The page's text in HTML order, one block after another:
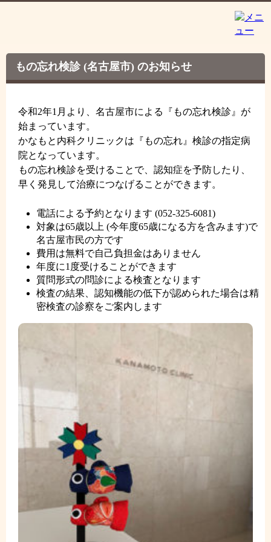
もの忘れ検診 (名古屋市) のお知らせ
令和2年1月より、名古屋市による『もの忘れ検診』が
始まっています。
かなもと内科クリニックは『もの忘れ』検診の指定病
院となっています。
もの忘れ検診を受けることで、認知症を予防したり、
早く発見して治療につなげることができます。
電話による予約となります (052-325-6081)
対象は65歳以上 (今年度65歳になる方を含みます)で
名古屋市民の方です
費用は無料で自己負担金はありません
年度に1度受けることができます
質問形式の問診による検査となります
検査の結果、認知機能の低下が認められた場合は精
密検査の診察をご案内します